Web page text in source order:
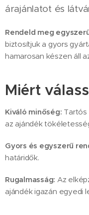
árajánlatot és
Rendeld meg
biztosítjuk a gyors
hamarosan készen áll
Miért
Kiváló minőség: Tartós
az ajándék
Gyors és egyszerű
határidők.
Rugalmasság: Az
ajándék igazán egyedi